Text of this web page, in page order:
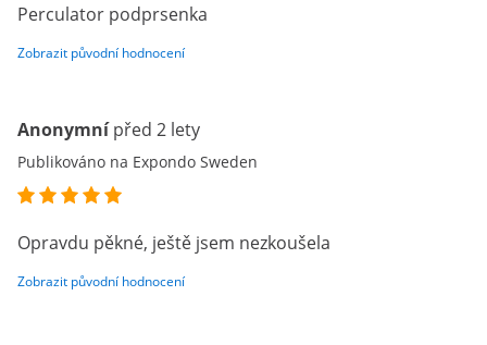
Perculator podprsenka
Zobrazit původní hodnocení
Anonymní před 2 lety
Publikováno na Expondo Sweden
Opravdu pěkné, ještě jsem nezkoušela
Zobrazit původní hodnocení